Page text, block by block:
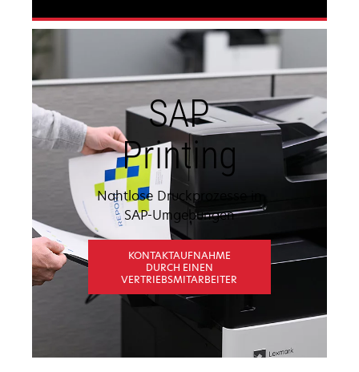
SAP
Printing
Nahtlose Druckprozesse in
SAP-Umgebungen
KONTAKTAUFNAHME
DURCH EINEN
VERTRIEBSMITARBEITER